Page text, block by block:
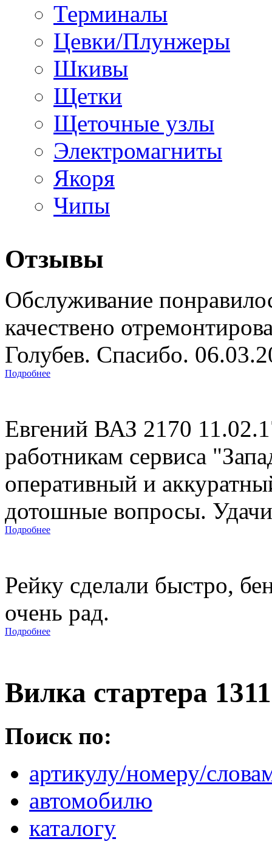
Терминалы
Цевки/Плунжеры
Шкивы
Щетки
Щеточные узлы
Электромагниты
Якоря
Чипы
Отзывы
Обслуживание
качествено
Голубев. Спасибо.
Подробнее
Евгений ВАЗ 2170
работникам сервиса
оперативный и
дотошные вопросы. Удачи
Подробнее
Рейку сделали быстро,
очень рад.
Подробнее
Вилка стартера
Поиск по:
артикулу/номеру/
автомобилю
каталогу